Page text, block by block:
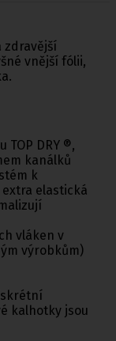
zdravější
vnější fólii,
DRY ®,
kanálků
k
elastická
vláken v
výrobkům)
kalhotky jsou